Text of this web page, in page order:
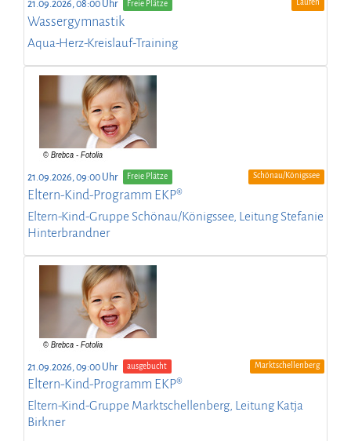
21.09.2026, 08:00 Uhr Freie Plätze Laufen
Wassergymnastik
Aqua-Herz-Kreislauf-Training
21.09.2026, 09:00 Uhr Freie Plätze Schönau/Königssee
Eltern-Kind-Programm EKP®
Eltern-Kind-Gruppe Schönau/Königssee, Leitung Stefanie
Hinterbrandner
21.09.2026, 09:00 Uhr ausgebucht Marktschellenberg
Eltern-Kind-Programm EKP®
Eltern-Kind-Gruppe Marktschellenberg, Leitung Katja
Birkner